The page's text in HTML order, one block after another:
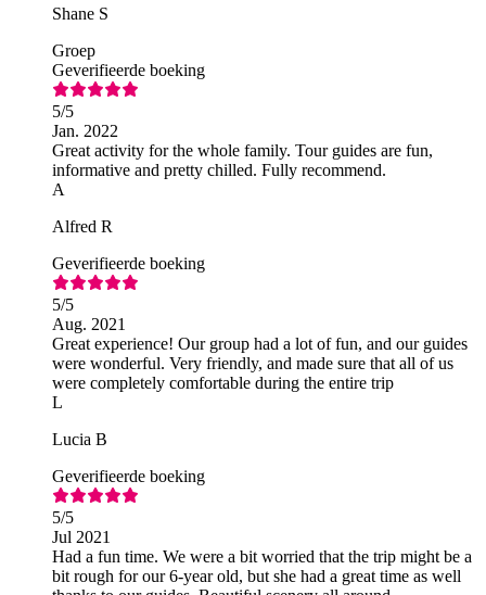
Shane S
Groep
Geverifieerde boeking
5/5
Jan. 2022
Great activity for the whole family. Tour guides are fun,
informative and pretty chilled. Fully recommend.
A
Alfred R
Geverifieerde boeking
5/5
Aug. 2021
Great experience! Our group had a lot of fun, and our guides
were wonderful. Very friendly, and made sure that all of us
were completely comfortable during the entire trip
L
Lucia B
Geverifieerde boeking
5/5
Jul 2021
Had a fun time. We were a bit worried that the trip might be a
bit rough for our 6-year old, but she had a great time as well